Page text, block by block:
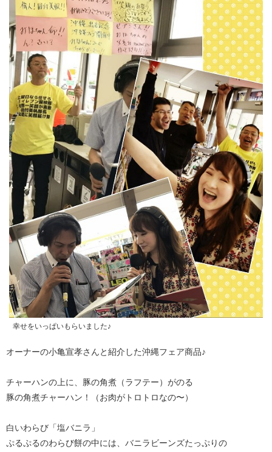
幸せをいっぱいもらいました♪
オーナーの小亀宣孝さんと紹介した沖縄フェア商品♪
チャーハンの上に、豚の角煮（ラフテー）がのる
豚の角煮チャーハン！（お肉がトロトロなの〜）
白いわらび「塩バニラ」
ぷるぷるのわらび餅の中には、バニラビーンズたっぷりの